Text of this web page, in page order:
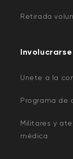
Retirada
Involucrarse
Unete a la
Programa de
Militares y
médica